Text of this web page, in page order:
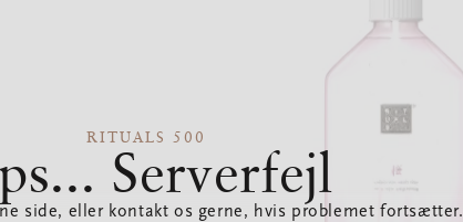
RITUALS 500
Serverfejl
side, eller kontakt os gerne, hvis problemet fortsætter.